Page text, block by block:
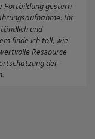
Fortbildung gestern
Ihr
und
finde ich toll, wie
Ressource
der